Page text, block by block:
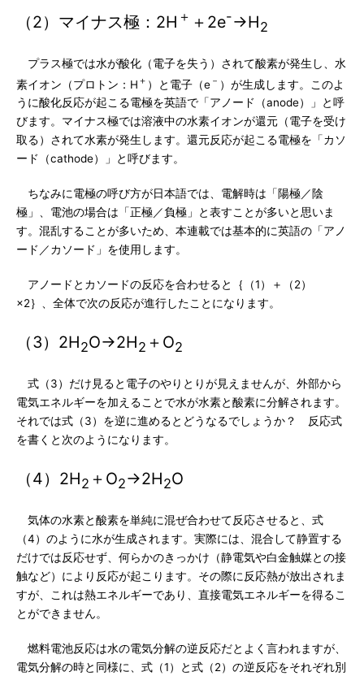
（2）マイナス極：2H ＋ ＋2e-→H2
プラス極では水が酸化（電子を失う）されて酸素が発生し、水
素イオン（プロトン：H ＋ ）と電子（e － ）が生成します。このよ
うに酸化反応が起こる電極を英語で「アノード（anode）」と呼
びます。マイナス極では溶液中の水素イオンが還元（電子を受け
取る）されて水素が発生します。還元反応が起こる電極を「カソ
ード（cathode）」と呼びます。
ちなみに電極の呼び方が日本語では、電解時は「陽極／陰
極」、電池の場合は「正極／負極」と表すことが多いと思いま
す。混乱することが多いため、本連載では基本的に英語の「アノ
ード／カソード」を使用します。
アノードとカソードの反応を合わせると｛（1）＋（2）
×2｝、全体で次の反応が進行したことになります。
（3）2H2O→2H2 ＋O2
式（3）だけ見ると電子のやりとりが見えませんが、外部から
電気エネルギーを加えることで水が水素と酸素に分解されます。
それでは式（3）を逆に進めるとどうなるでしょうか？ 反応式
を書くと次のようになります。
（4）2H2 ＋O2→2H2O
気体の水素と酸素を単純に混ぜ合わせて反応させると、式
（4）のように水が生成されます。実際には、混合して静置する
だけでは反応せず、何らかのきっかけ（静電気や白金触媒との接
触など）により反応が起こります。その際に反応熱が放出されま
すが、これは熱エネルギーであり、直接電気エネルギーを得るこ
とができません。
燃料電池反応は水の電気分解の逆反応だとよく言われますが、
電気分解の時と同様に、式（1）と式（2）の逆反応をそれぞれ別